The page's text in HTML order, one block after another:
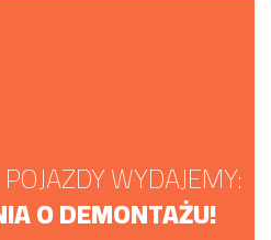
WYDAJEMY:
O DEMONTAŻU!